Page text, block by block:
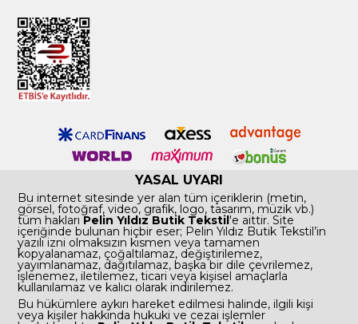
YASAL UYARI
Bu internet sitesinde yer alan tüm içeriklerin (metin,
görsel, fotoğraf, video, grafik, logo, tasarım, müzik vb.)
tüm haklarıPelin Yıldız Butik Tekstil'e aittir. Site
içeriğinde bulunan hiçbir eser; Pelin Yıldız Butik Tekstil’in
yazılı izni olmaksızın kısmen veya tamamen
kopyalanamaz, çoğaltılamaz, değiştirilemez,
yayımlanamaz, dağıtılamaz, başka bir dile çevrilemez,
işlenemez, iletilemez, ticari veya kişisel amaçlarla
kullanılamaz ve kalıcı olarak indirilemez.
Bu hükümlere aykırı hareket edilmesi halinde, ilgili kişi
veya kişiler hakkında hukuki ve cezai işlemler